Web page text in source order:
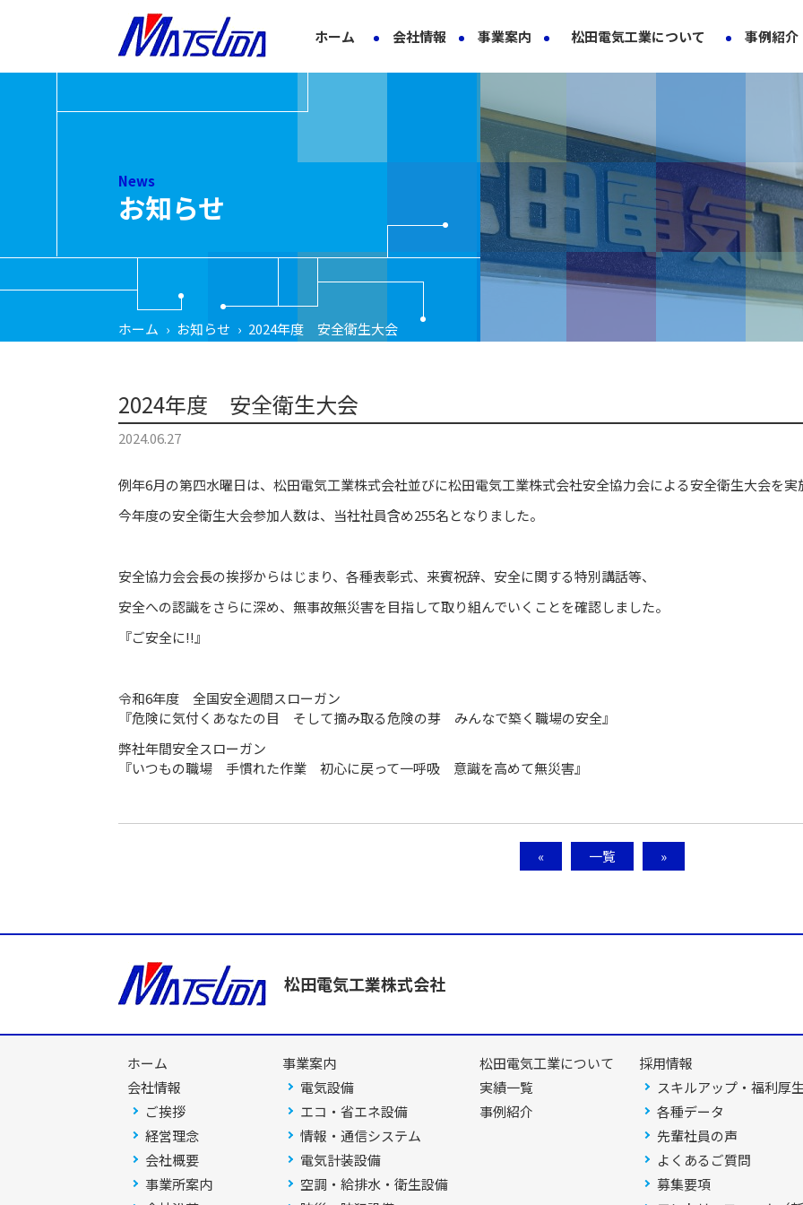
ホーム 会社情報 事業案内 松田電気工業について 事例紹介
News
お知らせ
ホーム › お知らせ › 2024年度 安全衛生大会
2024年度 安全衛生大会
2024.06.27
例年6月の第四水曜日は、松田電気工業株式会社並びに松田電気工業株式会社安全協力会による安全衛生大会を実
今年度の安全衛生大会参加人数は、当社社員含め255名となりました。
安全協力会会長の挨拶からはじまり、各種表彰式、来賓祝辞、安全に関する特別講話等、
安全への認識をさらに深め、無事故無災害を目指して取り組んでいくことを確認しました。
『ご安全に!!』
令和6年度 全国安全週間スローガン
『危険に気付くあなたの目 そして摘み取る危険の芽 みんなで築く職場の安全』
弊社年間安全スローガン
『いつもの職場 手慣れた作業 初心に戻って一呼吸 意識を高めて無災害』
« 一覧 »
松田電気工業株式会社
ホーム
会社情報
ご挨拶
経営理念
会社概要
事業所案内
事業案内
電気設備
エコ・省エネ設備
情報・通信システム
電気計装設備
空調・給排水・衛生設備
松田電気工業について
実績一覧
事例紹介
採用情報
スキルアップ・福利厚生
各種データ
先輩社員の声
よくあるご質問
募集要項